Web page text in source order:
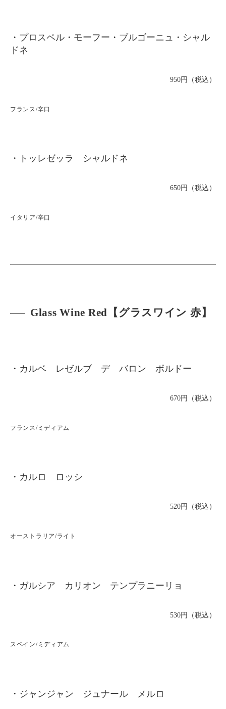
・プロスペル・モーフー・ブルゴーニュ・シャル
ドネ
950円（税込）
フランス/辛口
・トッレゼッラ シャルドネ
650円（税込）
イタリア/辛口
Glass Wine Red【グラスワイン 赤】
・カルベ レゼルブ デ バロン ボルドー
670円（税込）
フランス/ミディアム
・カルロ ロッシ
520円（税込）
オーストラリア/ライト
・ガルシア カリオン テンプラニーリョ
530円（税込）
スペイン/ミディアム
・ジャンジャン ジュナール メルロ